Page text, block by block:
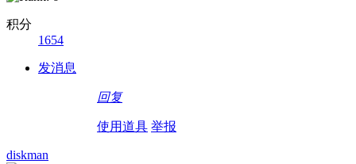
积分
1654
发消息
回复
使用道具 举报
diskman